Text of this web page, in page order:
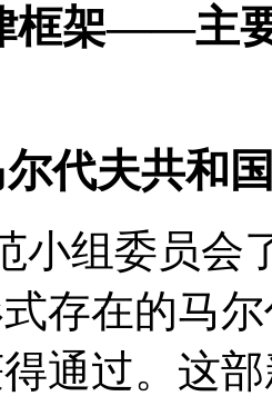
框架――主
尔代夫共和
小组委员会
存在的马
通过。这